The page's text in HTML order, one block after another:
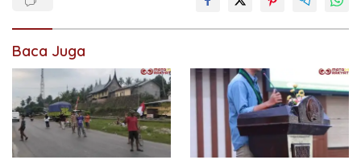
Baca Juga